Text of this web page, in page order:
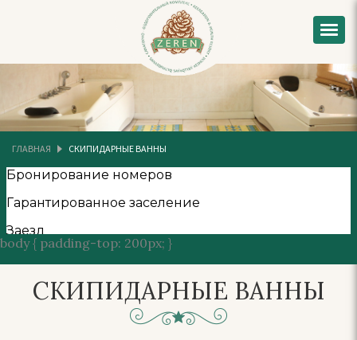
ГЛАВНАЯ СКИПИДАРНЫЕ ВАННЫ
body { padding-top: 200px; }
СКИПИДАРНЫЕ ВАННЫ